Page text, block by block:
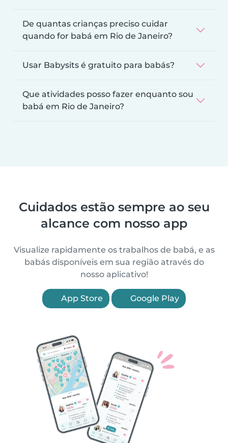
De quantas crianças preciso cuidar
quando for babá em Rio de Janeiro?
Usar Babysits é gratuito para babás?
Que atividades posso fazer enquanto sou
babá em Rio de Janeiro?
Cuidados estão sempre ao seu
alcance com nosso app
Visualize rapidamente os trabalhos de babá, e as
babás disponíveis em sua região através do
nosso aplicativo!
App Store Google Play